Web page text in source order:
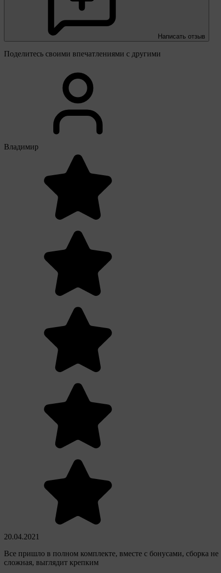
Написать отзыв
Поделитесь своими впечатлениями с другими
Владимир
20.04.2021
Все пришло в полном комплекте, вместе с бонусами, сборка не
сложная, выглядит крепким